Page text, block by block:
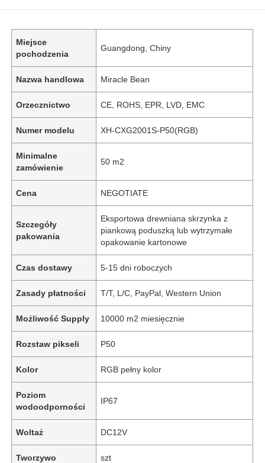
Miejsce
pochodzenia
Guangdong, Chiny
Nazwa handlowa Miracle Bean
Orzecznictwo CE, ROHS, EPR, LVD, EMC
Numer modelu XH-CXG2001S-P50(RGB)
Minimalne
zamówienie
50 m2
Cena NEGOTIATE
Szczegóły
pakowania
Eksportowa drewniana skrzynka z
piankową poduszką lub wytrzymałe
opakowanie kartonowe
Czas dostawy 5-15 dni roboczych
Zasady płatności T/T, L/C, PayPal, Western Union
Możliwość Supply 10000 m2 miesięcznie
Rozstaw pikseli P50
Kolor RGB pełny kolor
Poziom
wodoodporności
IP67
Woltaż DC12V
Tworzywo szt